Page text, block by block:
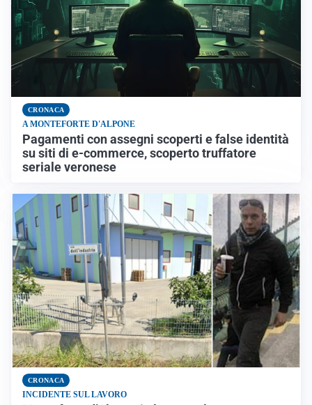
CRONACA
A MONTEFORTE D'ALPONE
Pagamenti con assegni scoperti e false identità
su siti di e-commerce, scoperto truffatore
seriale veronese
CRONACA
INCIDENTE SUL LAVORO